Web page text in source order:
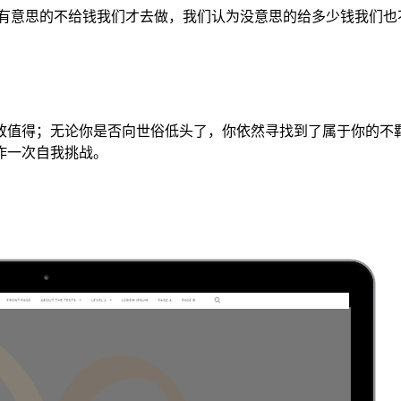
思的不给钱我们才去做，我们认为没意思的给多少钱我们也
得；无论你是否向世俗低头了，你依然寻找到了属于你的不
次自我挑战。